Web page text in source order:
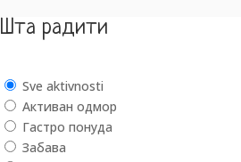
Шта радити
Sve aktivnosti
Активан одмор
Гастро понуда
Забава